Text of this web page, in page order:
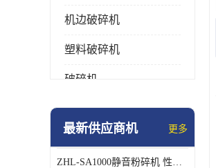
机边破碎机
塑料破碎机
破碎机
强力粉碎机
最新供应商机 更多
ZHL-SA1000静音粉碎机 性能稳定